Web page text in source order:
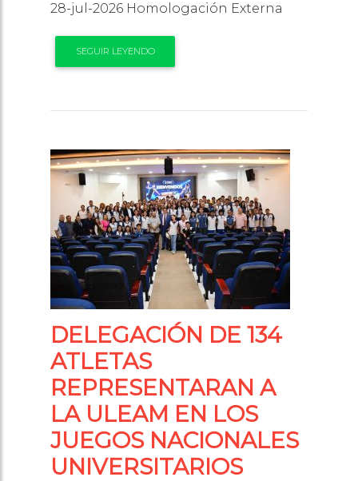
28-jul-2026 Homologación Externa
SEGUIR LEYENDO
DELEGACIÓN DE 134
ATLETAS
REPRESENTARAN A
LA ULEAM EN LOS
JUEGOS NACIONALES
UNIVERSITARIOS